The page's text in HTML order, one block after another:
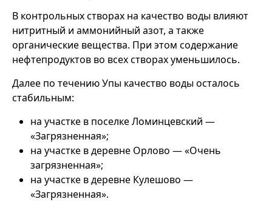
В контрольных створах на качество воды влияют
нитритный и аммонийный азот, а также
органические вещества. При этом содержание
нефтепродуктов во всех створах уменьшилось.
Далее по течению Упы качество воды осталось
стабильным:
на участке в поселке Ломинцевский —
«Загрязненная»;
на участке в деревне Орлово — «Очень
загрязненная»;
на участке в деревне Кулешово —
«Загрязненная».